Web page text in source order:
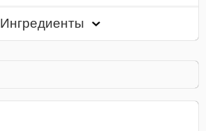
Ингредиенты